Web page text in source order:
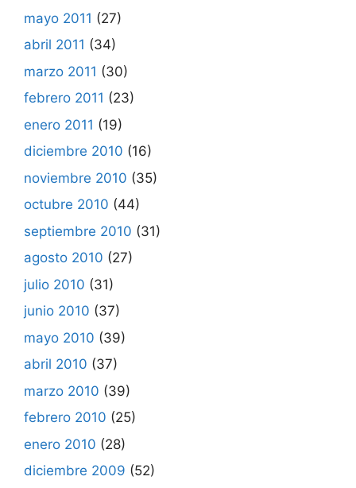
mayo 2011 (27)
abril 2011 (34)
marzo 2011 (30)
febrero 2011 (23)
enero 2011 (19)
diciembre 2010 (16)
noviembre 2010 (35)
octubre 2010 (44)
septiembre 2010 (31)
agosto 2010 (27)
julio 2010 (31)
junio 2010 (37)
mayo 2010 (39)
abril 2010 (37)
marzo 2010 (39)
febrero 2010 (25)
enero 2010 (28)
diciembre 2009 (52)